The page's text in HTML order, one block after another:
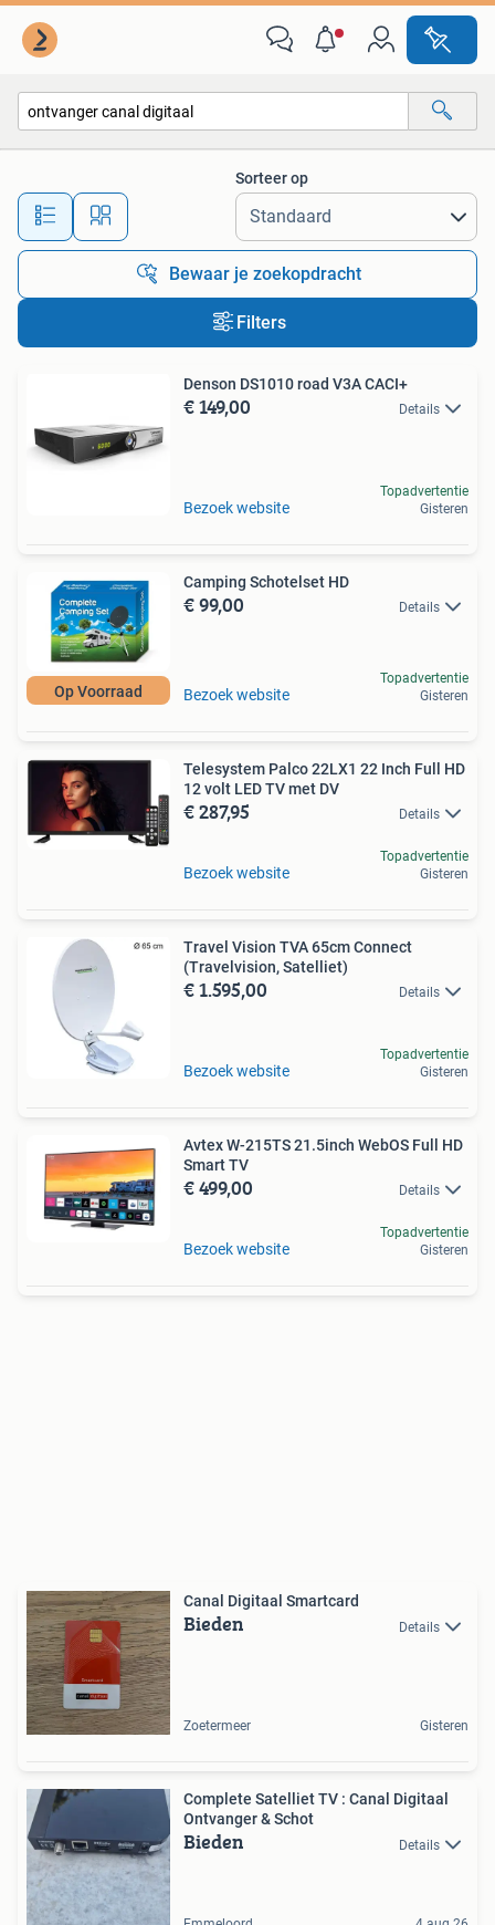
Alle afstanden…
Sorteer op
Bewaar je zoekopdracht
Filters
Denson DS1010 road V3A CACI+
€ 149,00 Details
Bezoek website
Topadvertentie
Gisteren
Op Voorraad
Camping Schotelset HD
€ 99,00 Details
Bezoek website
Topadvertentie
Gisteren
Telesystem Palco 22LX1 22 Inch Full HD
12 volt LED TV met DV
€ 287,95 Details
Bezoek website
Topadvertentie
Gisteren
Travel Vision TVA 65cm Connect
(Travelvision, Satelliet)
€ 1.595,00 Details
Bezoek website
Topadvertentie
Gisteren
Avtex W-215TS 21.5inch WebOS Full HD
Smart TV
€ 499,00 Details
Bezoek website
Topadvertentie
Gisteren
Canal Digitaal Smartcard
Bieden Details
Zoetermeer Gisteren
Complete Satelliet TV : Canal Digitaal
Ontvanger & Schot
Bieden Details